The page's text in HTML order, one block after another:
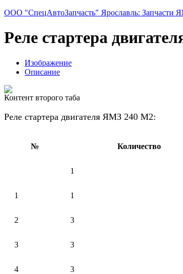
ООО "СпецАвтоЗапчасть" Ярославль:
Реле стартера
Изображение
Описание
Контент второго таба
Реле стартера двигателя ЯМЗ 240 М2:
№ Количество
1
1 1
2 3
3 3
4 3